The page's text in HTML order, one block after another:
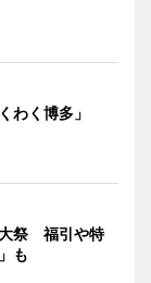
わく博多」
大祭 福引や特
も